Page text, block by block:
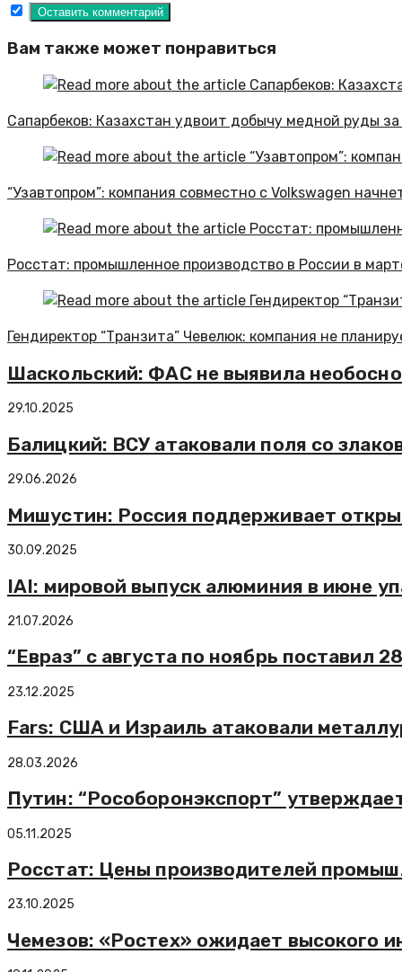
Вам также может понравиться
Сапарбеков: Казахстан удвоит добычу медной руды
“Узавтопром”: компания совместно с Volkswagen
Росстат: промышленное производство в России в
Гендиректор “Транзита” Чевелюк: компания не
Шаскольский: ФАС не выявила
29.10.2025
Балицкий: ВСУ атаковали поля со
29.06.2026
Мишустин: Россия поддерживает
30.09.2025
IAI: мировой выпуск алюминия в июне
21.07.2026
“Евраз” с августа по ноябрь поставил
23.12.2025
Fars: США и Израиль атаковали
28.03.2026
Путин: “Рособоронэкспорт”
05.11.2025
Росстат: Цены производителей
23.10.2025
Чемезов: «Ростех» ожидает высокого